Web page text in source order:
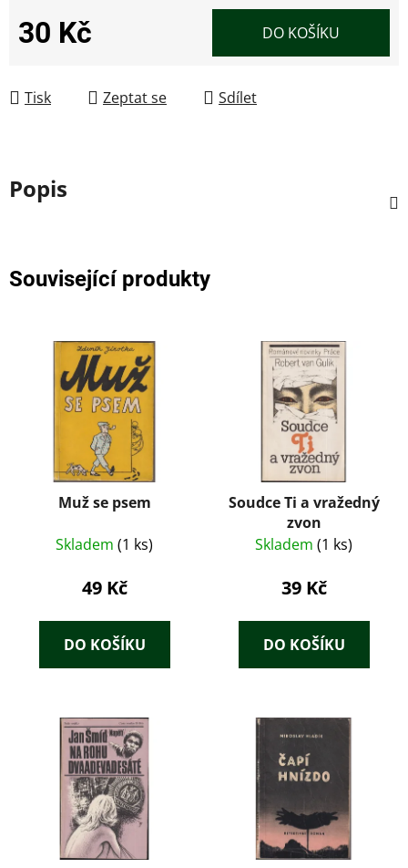
30 Kč DO KOŠÍKU
Tisk Zeptat se Sdílet
Popis
Související produkty
Muž se psem
Skladem (1 ks)
49 Kč
DO KOŠÍKU
Soudce Ti a vražedný
zvon
Skladem (1 ks)
39 Kč
DO KOŠÍKU